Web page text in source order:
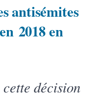
antisémites
2018 en
décision